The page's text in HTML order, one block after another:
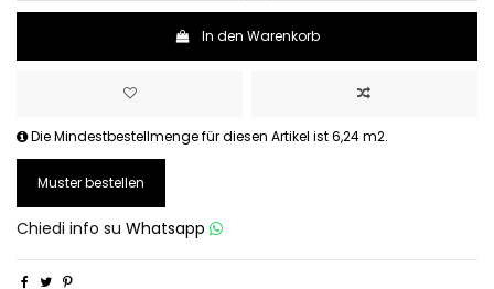
In den Warenkorb
Die Mindestbestellmenge für diesen Artikel ist 6,24 m2.
Muster bestellen
Chiedi info su Whatsapp